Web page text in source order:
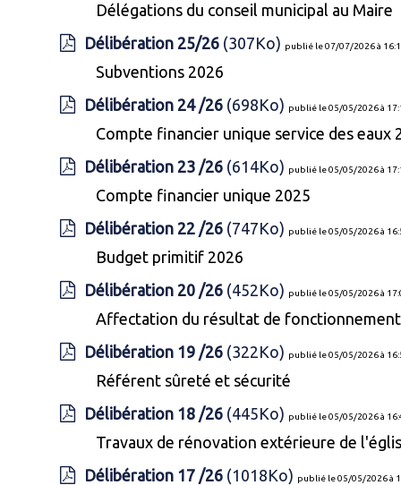
Délégations du conseil municipal au Maire
Délibération 25/26 (307Ko) publié le 07/07/2026 à
Subventions 2026
Délibération 24 /26 (698Ko) publié le 05/05/2026 à
Compte financier unique service des eaux
Délibération 23 /26 (614Ko) publié le 05/05/2026 à
Compte financier unique 2025
Délibération 22 /26 (747Ko) publié le 05/05/2026 à
Budget primitif 2026
Délibération 20 /26 (452Ko) publié le 05/05/2026 à
Affectation du résultat de
Délibération 19 /26 (322Ko) publié le 05/05/2026 à
Référent sûreté et sécurité
Délibération 18 /26 (445Ko) publié le 05/05/2026 à
Travaux de rénovation extérieure de
Délibération 17 /26 (1018Ko) publié le 05/05/2026 à